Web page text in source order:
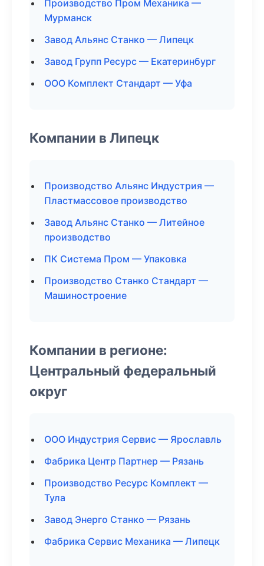
Производство Пром Механика —
Мурманск
Завод Альянс Станко — Липецк
Завод Групп Ресурс — Екатеринбург
ООО Комплект Стандарт — Уфа
Компании в Липецк
Производство Альянс Индустрия —
Пластмассовое производство
Завод Альянс Станко — Литейное
производство
ПК Система Пром — Упаковка
Производство Станко Стандарт —
Машиностроение
Компании в регионе:
Центральный федеральный
округ
ООО Индустрия Сервис — Ярославль
Фабрика Центр Партнер — Рязань
Производство Ресурс Комплект —
Тула
Завод Энерго Станко — Рязань
Фабрика Сервис Механика — Липецк